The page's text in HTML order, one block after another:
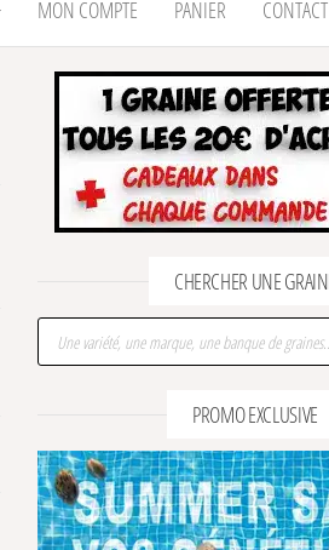
MON COMPTE PANIER
CHERCHER UNE
Recherche de produits
PROMO EXCLUSIVE